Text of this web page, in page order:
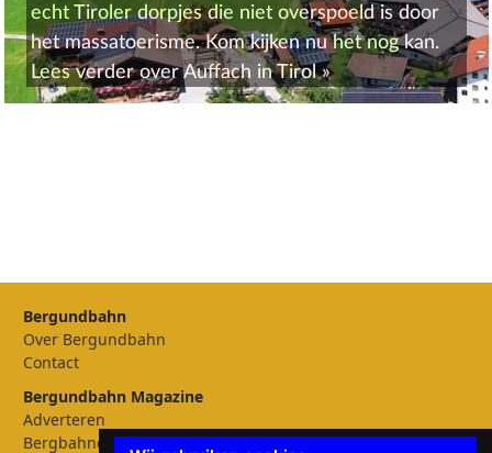
echt Tiroler dorpjes die niet overspoeld is door
het massatoerisme. Kom kijken nu het nog kan.
Lees verder overAuffach in Tirol»
Bergundbahn
Over Bergundbahn
Contact
Bergundbahn Magazine
Adverteren
Bergbahnen